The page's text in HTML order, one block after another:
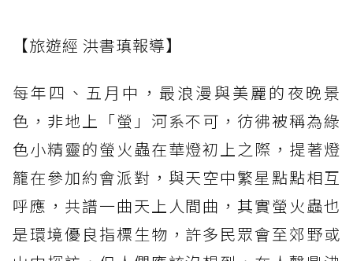
【旅遊經 洪書瑱報導】
每年四、五月中，最浪漫與美麗的夜晚景
色，非地上「螢」河系不可，彷彿被稱為綠
色小精靈的螢火蟲在華燈初上之際，提著燈
籠在參加約會派對，與天空中繁星點點相互
呼應，共譜一曲天上人間曲，其實螢火蟲也
是環境優良指標生物，許多民眾會至郊野或